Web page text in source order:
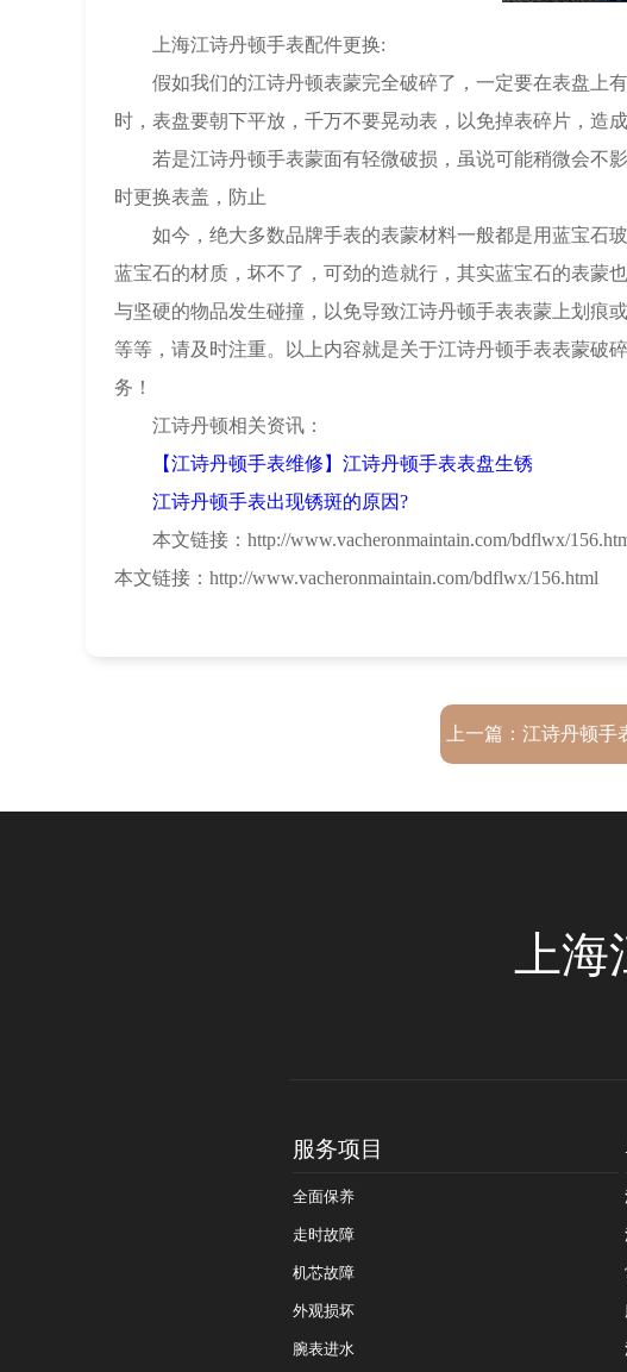
上海江诗丹顿手表配件更换:
假如我们的江诗丹顿表蒙完全破碎了，一定要在表盘上有
时，表盘要朝下平放，千万不要晃动表，以免掉表碎片，造成
若是江诗丹顿手表蒙面有轻微破损，虽说可能稍微会不影
时更换表盖，防止
如今，绝大多数品牌手表的表蒙材料一般都是用蓝宝石玻
蓝宝石的材质，坏不了，可劲的造就行，其实蓝宝石的表蒙
与坚硬的物品发生碰撞，以免导致江诗丹顿手表表蒙上划痕
等等，请及时注重。以上内容就是关于江诗丹顿手表表蒙破
务！
江诗丹顿相关资讯：
【江诗丹顿手表维修】江诗丹顿手表表盘生锈
江诗丹顿手表出现锈斑的原因?
本文链接：http://www.vacheronmaintain.com/bdflwx/
本文链接：http://www.vacheronmaintain.com/bdflwx/156.html
上一篇：江诗丹顿手
上
服务项目
全面保养
走时故障
机芯故障
外观损坏
腕表进水